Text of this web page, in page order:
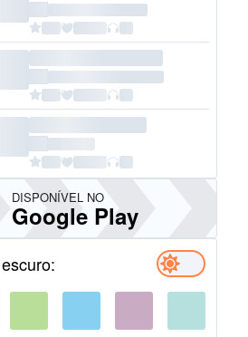
DISPONÍVEL NO
Google Play